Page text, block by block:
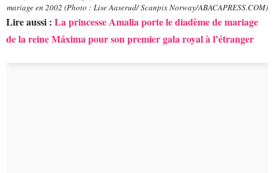
mariage en 2002 (Photo : Lise Aaserud/ Scanpix Norway/ABACAPRESS.COM)
Lire aussi : La princesse Amalia porte le diadème de mariage
de la reine Máxima pour son premier gala royal à l’étranger